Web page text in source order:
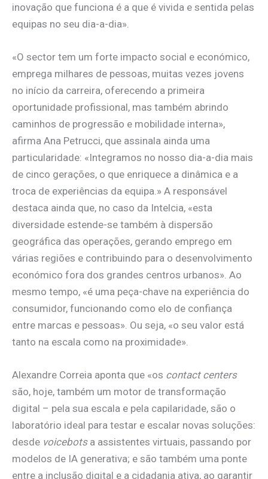
inovação que funciona é a que é vivida e sentida pelas
equipas no seu dia-a-dia».
«O sector tem um forte impacto social e económico,
emprega milhares de pessoas, muitas vezes jovens
no início da carreira, oferecendo a primeira
oportunidade profissional, mas também abrindo
caminhos de progressão e mobilidade interna»,
afirma Ana Petrucci, que assinala ainda uma
particularidade: «Integramos no nosso dia-a-dia mais
de cinco gerações, o que enriquece a dinâmica e a
troca de experiências da equipa.» A responsável
destaca ainda que, no caso da Intelcia, «esta
diversidade estende-se também à dispersão
geográfica das operações, gerando emprego em
várias regiões e contribuindo para o desenvolvimento
económico fora dos grandes centros urbanos». Ao
mesmo tempo, «é uma peça-chave na experiência do
consumidor, funcionando como elo de confiança
entre marcas e pessoas». Ou seja, «o seu valor está
tanto na escala como na proximidade».
Alexandre Correia aponta que «os contact centers
são, hoje, também um motor de transformação
digital – pela sua escala e pela capilaridade, são o
laboratório ideal para testar e escalar novas soluções:
desde voicebotsa assistentes virtuais, passando por
modelos de IA generativa; e são também uma ponte
entre a inclusão digital e a cidadania ativa, ao garantir